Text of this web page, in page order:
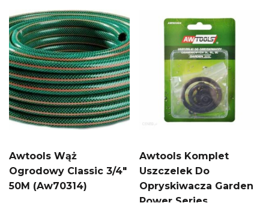
Awtools Wąż
Ogrodowy Classic 3/4″
50M (Aw70314)
Awtools Komplet
Uszczelek Do
Opryskiwacza Garden
Power Series